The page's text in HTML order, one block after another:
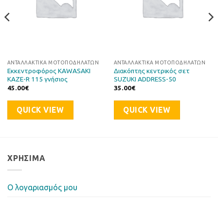
ΑΝΤΑΛΛΑΚΤΙΚΆ ΜΟΤΟΠΟΔΗΛΆΤΩΝ
Εκκεντροφόρος KAWASAKI
KAZE-R 115 γνήσιος
45.00€
QUICK VIEW
ΑΝΤΑΛΛΑΚΤΙΚΆ ΜΟΤΟΠΟΔΗΛΆΤΩΝ
Διακόπτης κεντρικός σετ
SUZUKI ADDRESS-50
35.00€
QUICK VIEW
ΧΡΉΣΙΜΑ
Ο λογαριασμός μου